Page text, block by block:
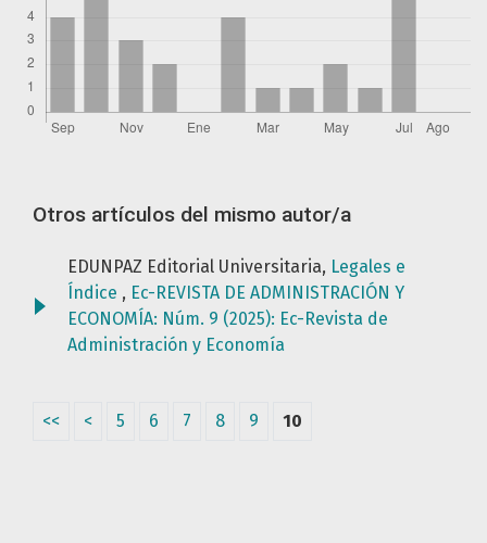
Otros artículos del mismo autor/a
EDUNPAZ Editorial Universitaria, Legales e
Índice , Ec-REVISTA DE ADMINISTRACIÓN Y
ECONOMÍA: Núm. 9 (2025): Ec-Revista de
Administración y Economía
<< < 5 6 7 8 9 10